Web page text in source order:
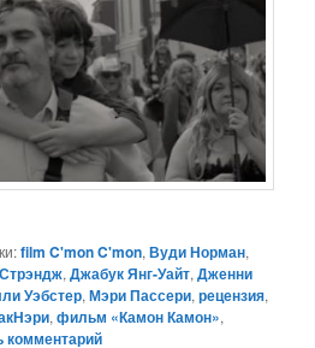
film C'mon C'mon,Вуди Норман,
,Джабук Янг-Уайт,Дженни
Уэбстер,Мэри Пассери,рецензия,
,фильм «Камон Камон»,
комментарий